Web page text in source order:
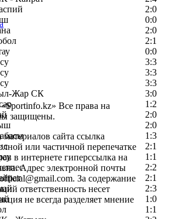
2:0
0:0
2:0
2:1
0:0
3:3
3:3
3:3
Жар СК
3:0
1:2
2:0
2:0
1:3
2:1
1:1
2:2
2:1
2:3
1:0
1:1
Все права на
защищены.
сайта ссылка
или частичной перепечатке
в интернете гиперссылка на
Адрес электронной почты
За содержание
ответственность несет
не всегда разделяет мнение